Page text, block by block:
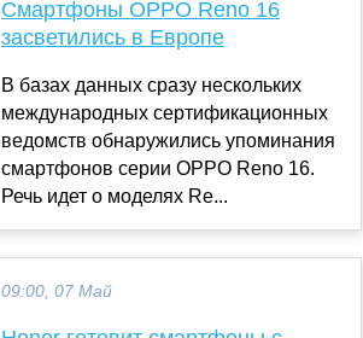
Смартфоны OPPO Reno 16
засветились в Европе
В базах данных сразу нескольких
международных сертификационных
ведомств обнаружились упоминания
смартфонов серии OPPO Reno 16.
Речь идет о моделях Re...
09:00, 07 Май